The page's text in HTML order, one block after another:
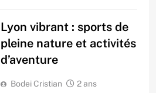
Lyon vibrant : sports de
pleine nature et activités
d’aventure
Bodei Cristian
2 ans